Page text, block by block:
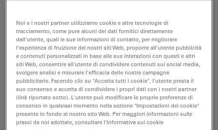
Obiettivo del microscopio N PLAN
100x/1,25 OIL POL
N. prodotto 11556053
L'obiettivo N PLAN 100x/1,25 OIL POL ha un
ingrandimento di 100X e un'apertura numerica di
1,25mm. Per l'utilizzo in ambienti con materiale OIL ad
immersione e dotato di un filetto obiettivo M25 con
una distanza di lavoro libera di 0,12 mm e un FN di 22.
Noi e i nostri partner utilizziamo cookie e altre tecnologie di
tracciamento, come pure alcuni dei dati fornitici direttamente
dall'utente, quali le sue informazioni di contatto, per migliorare
l'esperienza di fruizione dei nostri siti Web, proporre all'utente pubblicità
e contenuti personalizzati in base alle sue interazioni con questi e altri
siti Web, consentire all'utente di condividere contenuti sui social media,
svolgere analisi e misurare l'efficacia delle nostre campagne
pubblicitarie. Facendo clic su "Accetta tutti i cookie", l'utente presta il
suo consenso e accetta di condividere i propri dati con i nostri partner
(link riportato sotto). L'utente può modificare le proprie preferenze di
consenso in qualsiasi momento nella sezione "Impostazioni dei cookie"
presente in fondo al nostro sito Web. Per maggiori informazioni sulle
prassi da noi adottate, consultare l'Informativa sui cookie